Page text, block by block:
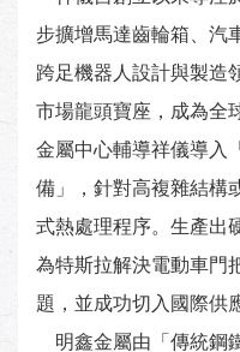
步擴增馬達齒輪箱、汽
跨足機器人設計與製造
市場龍頭寶座，成為全
金屬中心輔導祥儀導入
備」，針對高複雜結構
式熱處理程序。生產出
為特斯拉解決電動車門
題，並成功切入國際供
明鑫金屬由「傳統鋼